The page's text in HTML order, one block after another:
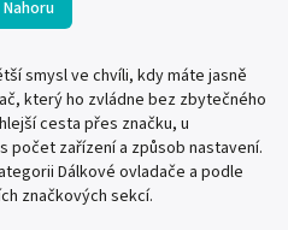
Nahoru
smysl ve chvíli, kdy máte jasně
který ho zvládne bez zbytečného
cesta přes značku, u
počet zařízení a způsob nastavení.
Dálkové ovladače a podle
značkových sekcí.